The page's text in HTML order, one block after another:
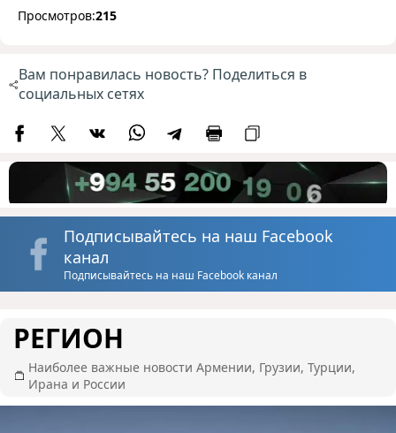
Просмотров:215
Вам понравилась новость? Поделиться в
социальных сетях
Подписывайтесь на наш Facebook
канал
Подписывайтесь на наш Facebook канал
РЕГИОН
Наиболее важные новости Армении, Грузии, Турции,
Ирана и России